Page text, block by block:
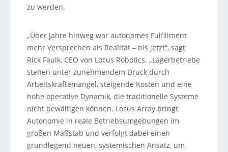
zu werden.
„Über Jahre hinweg war autonomes Fulfillment
mehr Versprechen als Realität – bis jetzt“, sagt
Rick Faulk, CEO von Locus Robotics. „Lagerbetriebe
stehen unter zunehmendem Druck durch
Arbeitskräftemangel, steigende Kosten und eine
hohe operative Dynamik, die traditionelle Systeme
nicht bewältigen können. Locus Array bringt
Autonomie in reale Betriebsumgebungen im
großen Maßstab und verfolgt dabei einen
grundlegend neuen, systemischen Ansatz, um